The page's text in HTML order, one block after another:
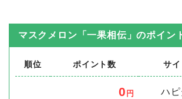
マスクメロン「一果相伝」のポイン
順位 ポイント数 サイ
0 円
ハピ